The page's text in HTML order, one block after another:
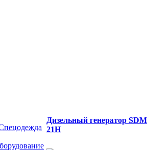
Дизельный генератор
21H